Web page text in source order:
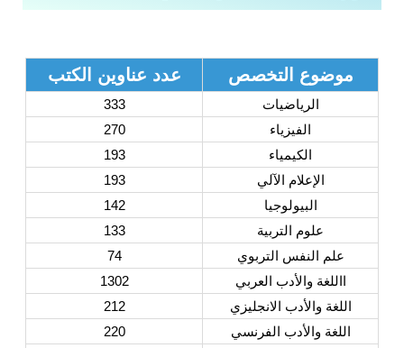
موضوع التخصص عدد عناوين الكتب
الرياضيات
333
الفيزياء
270
الكيمياء
193
الإعلام الآلي
193
البيولوجيا
142
علوم التربية
133
علم النفس التربوي
74
االلغة والأدب العربي
1302
اللغة والأدب الانجليزي
212
اللغة والأدب الفرنسي
220